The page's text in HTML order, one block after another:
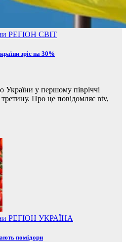
РЕГІОН СВІТ
зріс на 30%
України у першому півріччі
Про це повідомляє ntv,
РЕГІОН УКРАЇНА
помідори